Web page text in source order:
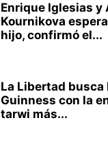
Enrique Iglesias y
Kournikova
hijo, confirmó el...
La Libertad busca
Guinness con la
tarwi más...